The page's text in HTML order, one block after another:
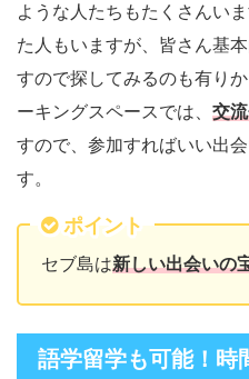
ような人たちもたくさんい
た人もいますが、皆さん基
すので探してみるのも有り
ーキングスペースでは、 交
すので、参加すればいい出
す。
ポイント
セブ島は新しい出会いの
語学留学も可能！時